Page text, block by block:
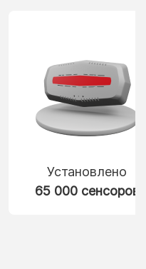
Установлено
65 000 сенсоров